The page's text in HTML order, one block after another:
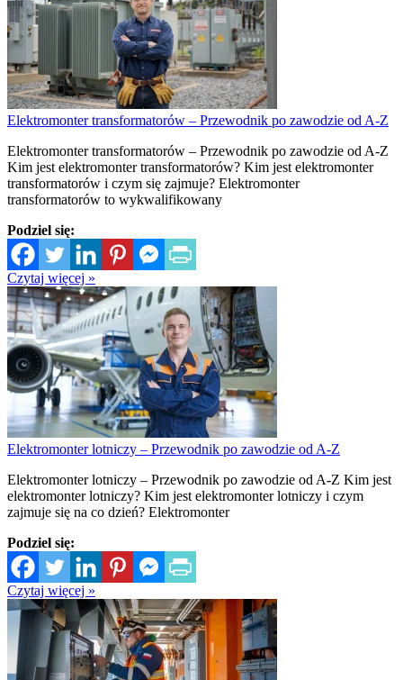
Elektromonter transformatorów – Przewodnik po zawodzie od A-Z
Elektromonter transformatorów – Przewodnik po zawodzie od A-Z
Kim jest elektromonter transformatorów? Kim jest elektromonter
transformatorów i czym się zajmuje? Elektromonter
transformatorów to wykwalifikowany
Podziel się:
Czytaj więcej »
Elektromonter lotniczy – Przewodnik po zawodzie od A-Z
Elektromonter lotniczy – Przewodnik po zawodzie od A-Z Kim jest
elektromonter lotniczy? Kim jest elektromonter lotniczy i czym
zajmuje się na co dzień? Elektromonter
Podziel się:
Czytaj więcej »